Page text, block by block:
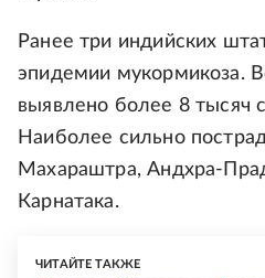
Ранее три индийских
эпидемии мукормикоза.
выявлено более 8 тысяч
Наиболее сильно
Махараштра, Андхра-
Карнатака.
ЧИТАЙТЕ ТАКЖЕ